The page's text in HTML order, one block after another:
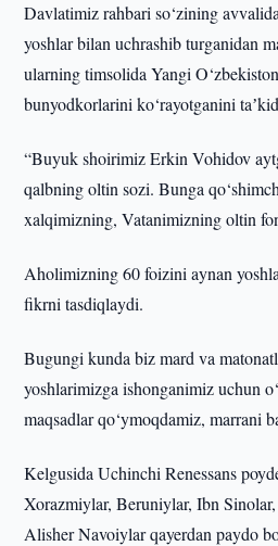
Davlatimiz rahbari so‘zining
yoshlar bilan uchrashib turganidan
ularning timsolida Yangi
bunyodkorlarini ko‘rayotganini
“Buyuk shoirimiz Erkin Vohidov
qalbning oltin sozi. Bunga
xalqimizning, Vatanimizning oltin
Aholimizning 60 foizini aynan
fikrni tasdiqlaydi.
Bugungi kunda biz mard va
yoshlarimizga ishonganimiz uchun
maqsadlar qo‘ymoqdamiz, marrani
Kelgusida Uchinchi Renessans
Xorazmiylar, Beruniylar, Ibn
Alisher Navoiylar qayerdan paydo